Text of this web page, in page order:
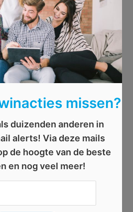
missen?
duizenden anderen in
alerts! Via deze mails
de hoogte van de beste
en nog veel meer!